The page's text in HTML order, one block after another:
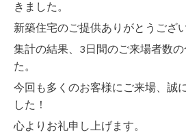
きました。
新築住宅のご提供ありがとうござ
集計の結果、3日間のご来場者数
た。
今回も多くのお客様にご来場、誠
した！
心よりお礼申し上げます。